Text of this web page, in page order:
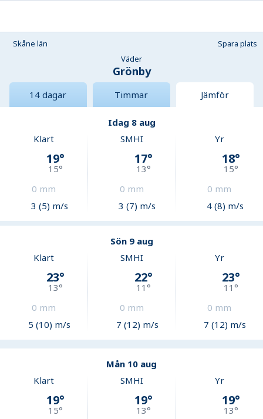
Skåne län
Spara plats
Väder
Grönby
14 dagar Timmar Jämför
Idag 8 aug
Klart
19°
15°
0 mm
3 (5) m/s
SMHI
17°
13°
0 mm
3 (7) m/s
Yr
18°
15°
0 mm
4 (8) m/s
Sön 9 aug
Klart
23°
13°
0 mm
5 (10) m/s
SMHI
22°
11 °
0 mm
7 (12) m/s
Yr
23°
11°
0 mm
7 (12) m/s
Mån 10 aug
Klart
19°
15°
SMHI
19°
13°
Yr
19°
13°